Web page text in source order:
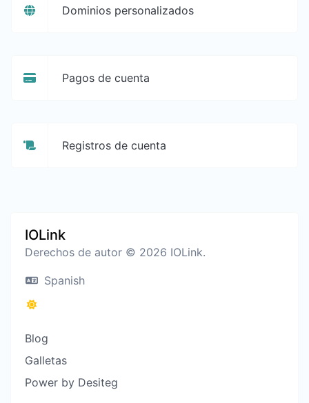
Dominios personalizados
Pagos de cuenta
Registros de cuenta
IOLink
Derechos de autor © 2026 IOLink.
Spanish
Blog
Galletas
Power by Desiteg